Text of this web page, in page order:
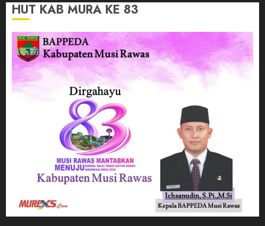
HUT KAB MURA KE 83